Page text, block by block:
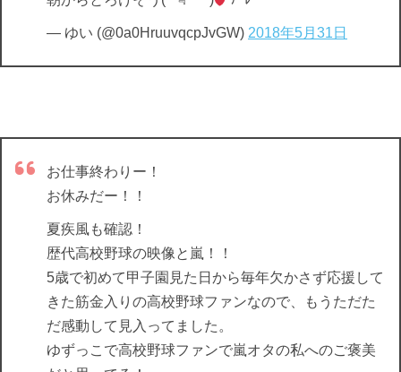
— ゆい (@0a0HruuvqcpJvGW) 2018年5月31日
お仕事終わりー！
お休みだー！！
夏疾風も確認！
歴代高校野球の映像と嵐！！
5歳で初めて甲子園見た日から毎年欠かさず応援して
きた筋金入りの高校野球ファンなので、もうただた
だ感動して見入ってました。
ゆずっこで高校野球ファンで嵐オタの私へのご褒美